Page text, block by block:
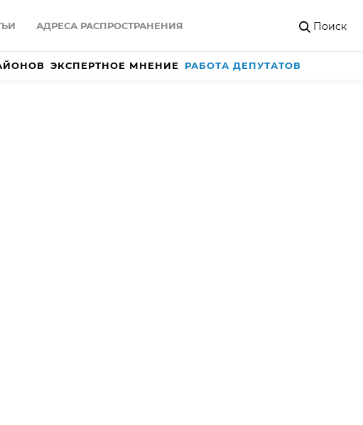
АДРЕСА РАСПРОСТРАНЕНИЯ Поиск
ЭКСПЕРТНОЕ МНЕНИЕ РАБОТА ДЕПУТАТОВ